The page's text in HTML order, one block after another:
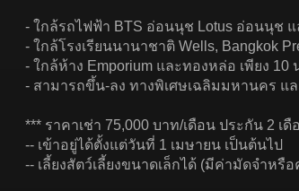
- ใกล้รถไฟฟ้า BTS อ่อนนุช Lotus อ่อนนุช แ
- ใกล้โรงเรียนนานาชาติ Wells, Bangkok
- ใกล้ห้าง Emporium และทองหล่อ เพียง 10
- สามารถขึ้น-ลง ทางพิเศษเฉลิมมหานคร แ
*** ราคาเช่า 75,000 บาท/เดือน ประกัน 2
-- เข้าอยู่ได้ตั้งแต่วันที่ 1 เมษายน เป็นต้นไป
-- เลี้ยงสัตว์เลี้ยงขนาดเล็กได้ (มีค่ามัดจำหรือ